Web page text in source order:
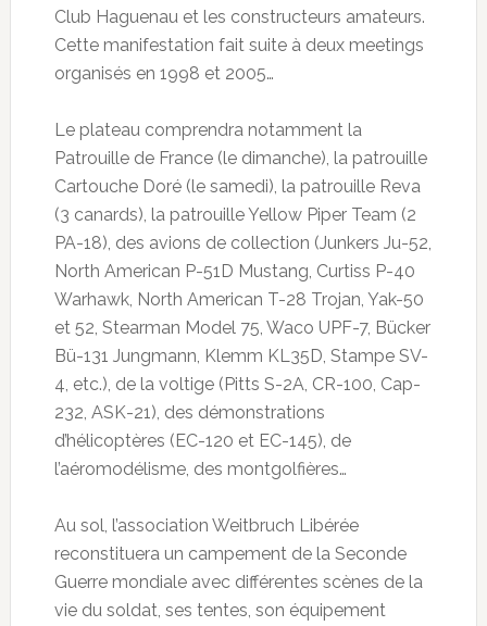
Club Haguenau et les constructeurs amateurs.
Cette manifestation fait suite à deux meetings
organisés en 1998 et 2005…
Le plateau comprendra notamment la
Patrouille de France (le dimanche), la patrouille
Cartouche Doré (le samedi), la patrouille Reva
(3 canards), la patrouille Yellow Piper Team (2
PA-18), des avions de collection (Junkers Ju-52,
North American P-51D Mustang, Curtiss P-40
Warhawk, North American T-28 Trojan, Yak-50
et 52, Stearman Model 75, Waco UPF-7, Bücker
Bü-131 Jungmann, Klemm KL35D, Stampe SV-
4, etc.), de la voltige (Pitts S-2A, CR-100, Cap-
232, ASK-21), des démonstrations
d’hélicoptères (EC-120 et EC-145), de
l’aéromodélisme, des montgolfières…
Au sol, l’association Weitbruch Libérée
reconstituera un campement de la Seconde
Guerre mondiale avec différentes scènes de la
vie du soldat, ses tentes, son équipement